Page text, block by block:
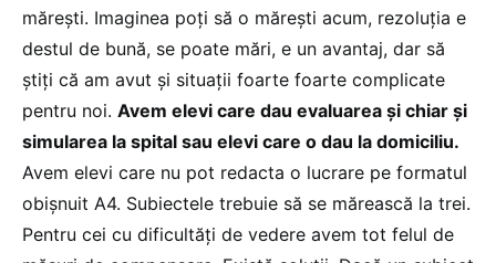
mărești. Imaginea poți să o mărești acum, rezoluția e
destul de bună, se poate mări, e un avantaj, dar să
știți că am avut și situații foarte foarte complicate
pentru noi. Avem elevi care dau evaluarea și chiar și
simularea la spital sau elevi care o dau la domiciliu.
Avem elevi care nu pot redacta o lucrare pe formatul
obișnuit A4. Subiectele trebuie să se mărească la trei.
Pentru cei cu dificultăți de vedere avem tot felul de